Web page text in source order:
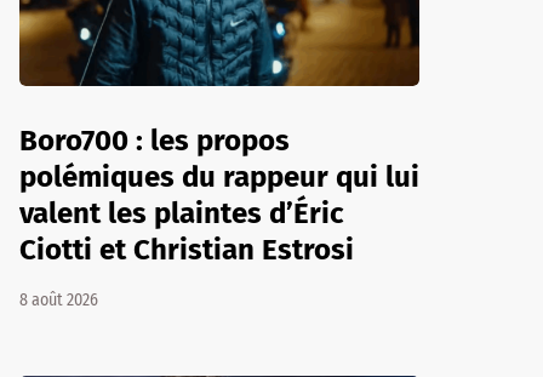
Boro700 : les propos
polémiques du rappeur qui lui
valent les plaintes d’Éric
Ciotti et Christian Estrosi
8 août 2026